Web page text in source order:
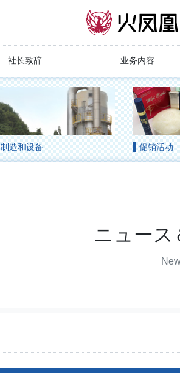
社长致辞 业务内容
制造和设备 促销活动
ニュース